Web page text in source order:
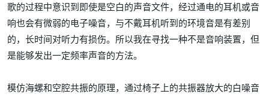
歌的过程中意识到即使是空白的声音文件，经过通电的耳机或音
响也会有微弱的电子噪音，与不戴耳机听到的环境音是有差别
的，长时间对听力有损伤。所以我在寻找一种不是音响装置，但
是能够发出一定频率声音的方法。
模仿海螺和空腔共振的原理，通过椅子上的共振器放大的白噪音